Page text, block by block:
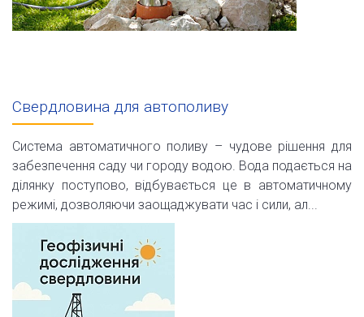
Свердловина для автополиву
Система автоматичного поливу – чудове рішення для
забезпечення саду чи городу водою. Вода подається на
ділянку поступово, відбувається це в автоматичному
режимі, дозволяючи заощаджувати час і сили, ал...